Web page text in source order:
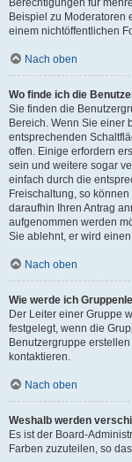
Berechtigungen für
Beispiel zu Moderatoren
einem nichtöffentlichen
Nach oben
Wo finde ich die
Sie finden die
Bereich. Wenn Sie einer
entsprechenden
offen. Einige erfordern
sein und weitere sogar
einfach durch die
Freischaltung, so
daraufhin Ihren Antrag
aufgenommen werden
Sie ablehnt, er wird
Nach oben
Wie werde ich
Der Leiter einer Gruppe
festgelegt, wenn die
Benutzergruppe
kontaktieren.
Nach oben
Weshalb werden
Es ist der Board-
Farben zuzuteilen, so